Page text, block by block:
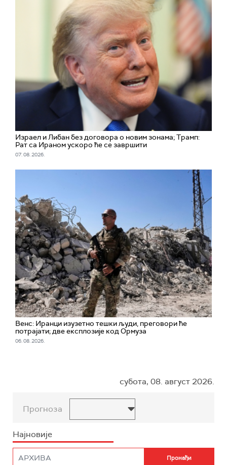
Израел и Либан без договора о новим зонама; Трамп:
Рат са Ираном ускоро ће се завршити
07. 08. 2026.
Венс: Иранци изузетно тешки људи, преговори ће
потрајати; две експлозије код Ормуза
06. 08. 2026.
субота, 08. август 2026.
Прогноза
Најновије